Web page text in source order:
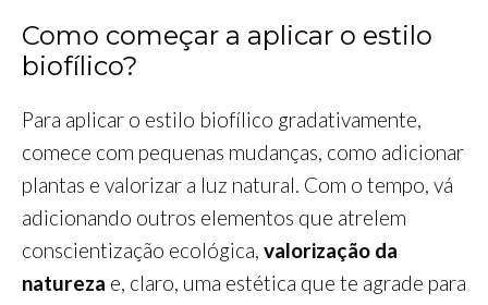
Como começar a aplicar o estilo
biofílico?
Para aplicar o estilo biofílico gradativamente,
comece com pequenas mudanças, como adicionar
plantas e valorizar a luz natural. Com o tempo, vá
adicionando outros elementos que atrelem
conscientização ecológica, valorização da
natureza e, claro, uma estética que te agrade para